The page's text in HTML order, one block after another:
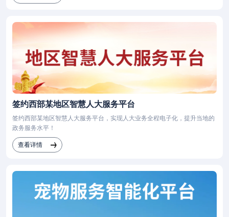
签约西部某地区智慧人大服务平台
签约西部某地区智慧人大服务平台，实现人大业务全程电子化，提升当地的
政务服务水平！
查看详情